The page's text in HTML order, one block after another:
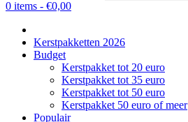
0 items - €0,00
Kerstpakketten 2026
Budget
Kerstpakket tot 20 euro
Kerstpakket tot 35 euro
Kerstpakket tot 50 euro
Kerstpakket 50 euro of meer
Populair